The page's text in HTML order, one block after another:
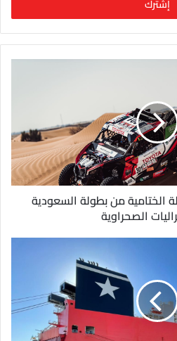
الختامية من بطولة السعودية
الصحراوية